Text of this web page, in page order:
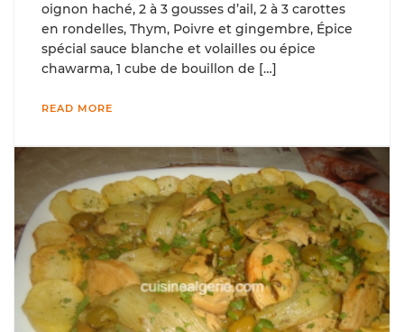
oignon haché, 2 à 3 gousses d’ail, 2 à 3 carottes
en rondelles, Thym, Poivre et gingembre, Épice
spécial sauce blanche et volailles ou épice
chawarma, 1 cube de bouillon de […]
READ MORE